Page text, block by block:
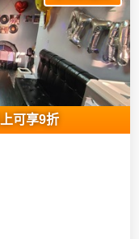
可享9折